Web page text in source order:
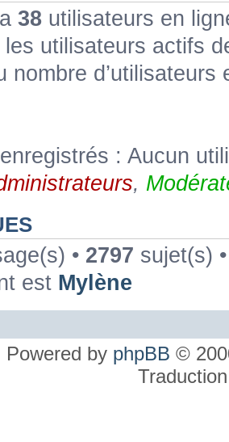
38 utilisateurs en
utilisateurs actifs
nombre
: Aucun
,
• 2797 sujet(s)
est Mylène
Powered by phpBB ©